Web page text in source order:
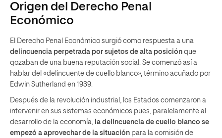
Origen del Derecho Penal
Económico
El Derecho Penal Económico surgió como respuesta a una
delincuencia perpetrada por sujetos de alta posición que
gozaban de una buena reputación social. Se comenzó así a
hablar del «delincuente de cuello blanco», término acuñado por
Edwin Sutherland en 1939.
Después de la revolución industrial, los Estados comenzaron a
intervenir en sus sistemas económicos pues, paralelamente al
desarrollo de la economía, la delincuencia de cuello blanco se
empezó a aprovechar de la situación para la comisión de